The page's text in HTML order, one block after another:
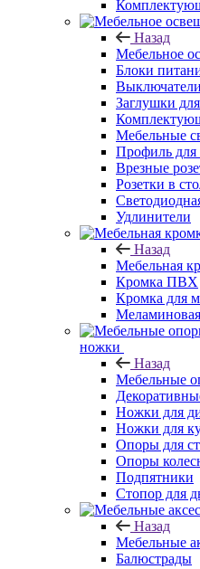
Назад
Мебельное
Блоки
Выключатели
Заглушки
Мебельные
Профиль для
Врезные
Розетки в
Удлинители
Назад
Мебельная
Кромка ПВХ
Кромка для
ножки
Назад
Мебельные
Ножки для
Ножки для
Опоры для
Опоры
Подпятники
Стопор для
Назад
Мебельные
Балюстрады